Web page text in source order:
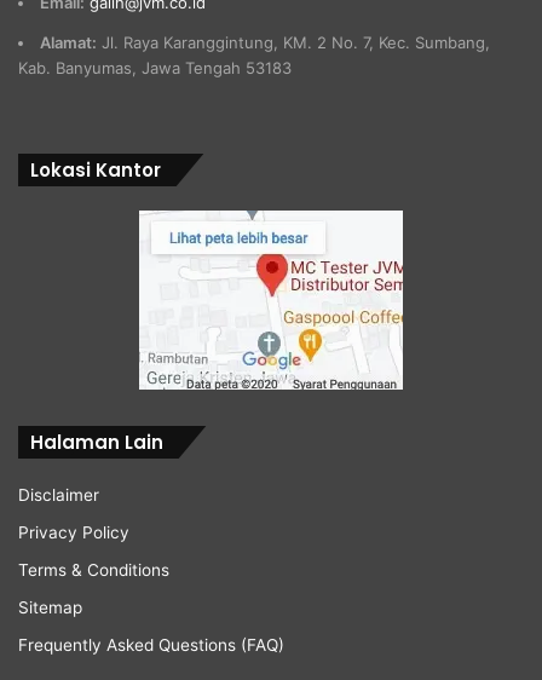
Alamat: Jl. Raya Karanggintung, KM. 2 No. 7, Kec. Sumbang,
Kab. Banyumas, Jawa Tengah 53183
Lokasi Kantor
Halaman Lain
Disclaimer
Privacy Policy
Terms & Conditions
Sitemap
Frequently Asked Questions (FAQ)